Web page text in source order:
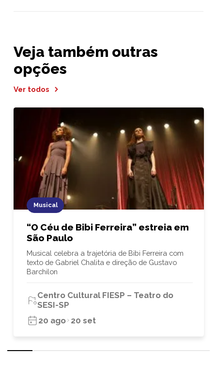
Veja também outras
opções
Ver todos
Musical
“O Céu de Bibi Ferreira” estreia em
São Paulo
Musical celebra a trajetória de Bibi Ferreira com
texto de Gabriel Chalita e direção de Gustavo
Barchilon
Centro Cultural FIESP – Teatro do
SESI-SP
20 ago 20 set